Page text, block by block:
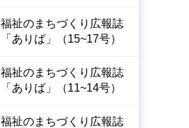
福祉のまちづくり広報誌
「ありば」（15~17号）
福祉のまちづくり広報誌
「ありば」（11~14号）
福祉のまちづくり広報誌